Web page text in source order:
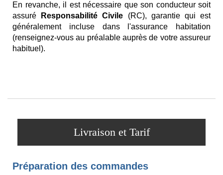
En revanche, il est nécessaire que son conducteur soit
assuré
Responsabilité Civile (RC), garantie qui est
généralement incluse dans l'assurance habitation
(renseignez-vous au préalable auprès de votre assureur
habituel).
Livraison et Tarif
Préparation des commandes